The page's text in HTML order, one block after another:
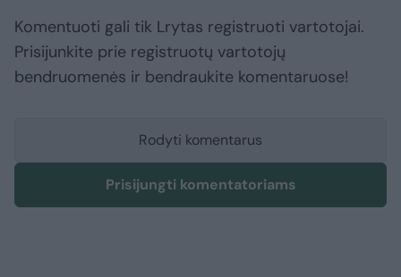
Komentuoti gali tik Lrytas registruoti vartotojai.
Prisijunkite prie registruotų vartotojų
bendruomenės ir bendraukite komentaruose!
Rodyti komentarus
Prisijungti komentatoriams